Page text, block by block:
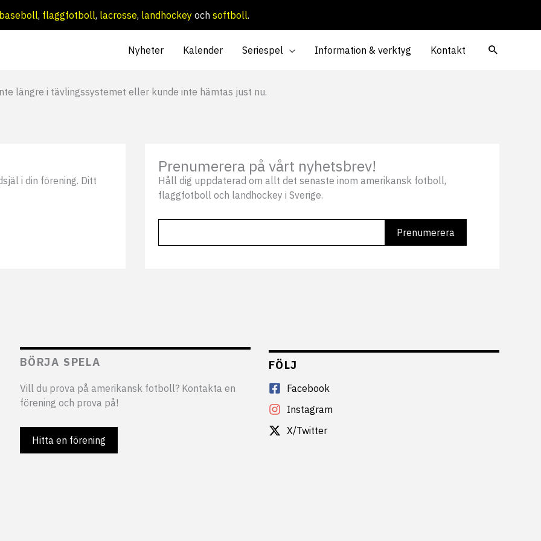
baseboll, flaggfotboll, lacrosse, landhockey och softboll.
Nyheter Kalender Seriespel Information & verktyg Kontakt
längre i tävlingssystemet eller kunde inte hämtas just nu.
i din förening. Ditt
Prenumerera på vårt nyhetsbrev!
Håll dig uppdaterad om allt det senaste inom amerikansk fotboll,
flaggfotboll och landhockey i Sverige.
BÖRJA SPELA
Vill du prova på amerikansk fotboll? Kontakta en
förening och prova på!
Hitta en förening
FÖLJ
Facebook
Instagram
X/Twitter